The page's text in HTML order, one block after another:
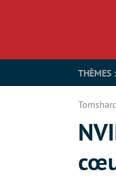
THÈMES :